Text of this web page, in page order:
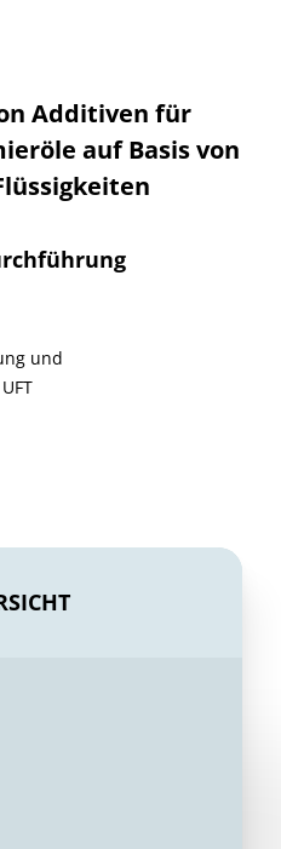
Additiven für
auf Basis von
und